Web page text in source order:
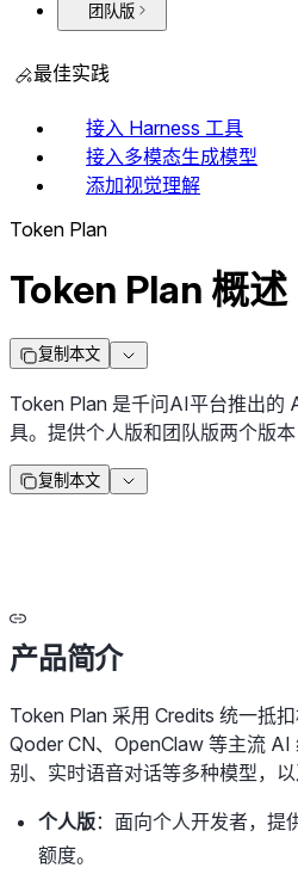
团队版
最佳实践
接入 Harness 工具
接入多模态生成模型
添加视觉理解
Token Plan
Token Plan 概述
复制本文
Token Plan 是千问AI平台推出的
具。提供个人版和团队版两个版
复制本文
产品简介
Token Plan 采用 Credits 统一抵
Qoder CN、OpenClaw 等主流
别、实时语音对话等多种模型，
个人版：面向个人开发者，提
额度。